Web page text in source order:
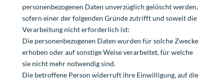
personenbezogenen Daten unverzüglich gelöscht werden,
sofern einer der folgenden Gründe zutrifft und soweit die
Verarbeitung nicht erforderlich ist:
Die personenbezogenen Daten wurden für solche Zwecke
erhoben oder auf sonstige Weise verarbeitet, für welche
sie nicht mehr notwendig sind.
Die betroffene Person widerruft ihre Einwilligung, auf die